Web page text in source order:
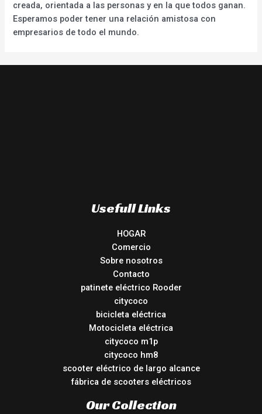
creada, orientada a las personas y en la que todos ganan.
Esperamos poder tener una relación amistosa con
empresarios de todo el mundo.
Usefull Links
HOGAR
Comercio
Sobre nosotros
Contacto
patinete eléctrico Rooder
citycoco
bicicleta eléctrica
Motocicleta eléctrica
citycoco m1p
citycoco hm8
scooter eléctrico de largo alcance
fábrica de scooters eléctricos
Our Collection